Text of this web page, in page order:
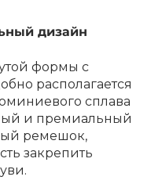
дизайн
формы с
располагается
сплава
и премиальный
ремешок,
закрепить